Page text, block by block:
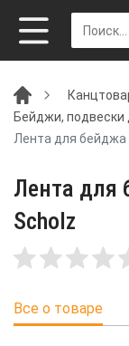
Бейджи,
Лента для бейджа
Лента для
Scholz
Все о товаре